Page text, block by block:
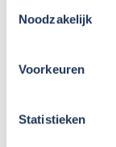
Noodzakelijk
Voorkeuren
Statistieken
VIB of
stoffen?